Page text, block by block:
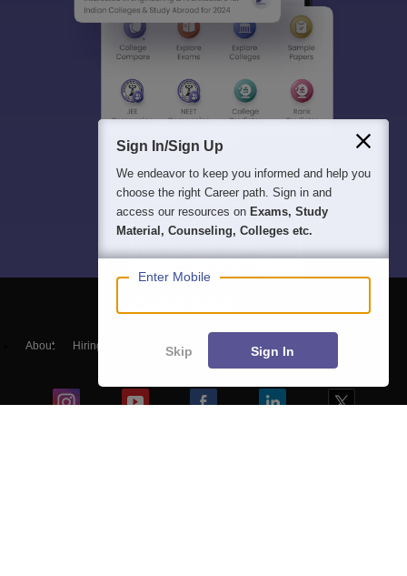
About Hiring Magazine हिंदी न्यूज़
Sign In/Sign Up
We endeavor to keep you informed and help you
choose the right Career path. Sign in and
access our resources on Exams, Study
Material, Counseling, Colleges etc.
Enter Mobile
Skip Sign In